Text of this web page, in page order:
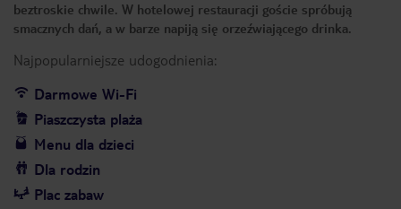
beztroskie chwile. W hotelowej restauracji goście spróbują
smacznych dań, a w barze napiją się orzeźwiającego drinka.
Najpopularniejsze udogodnienia:
Darmowe Wi-Fi
Piaszczysta plaża
Menu dla dzieci
Dla rodzin
Plac zabaw